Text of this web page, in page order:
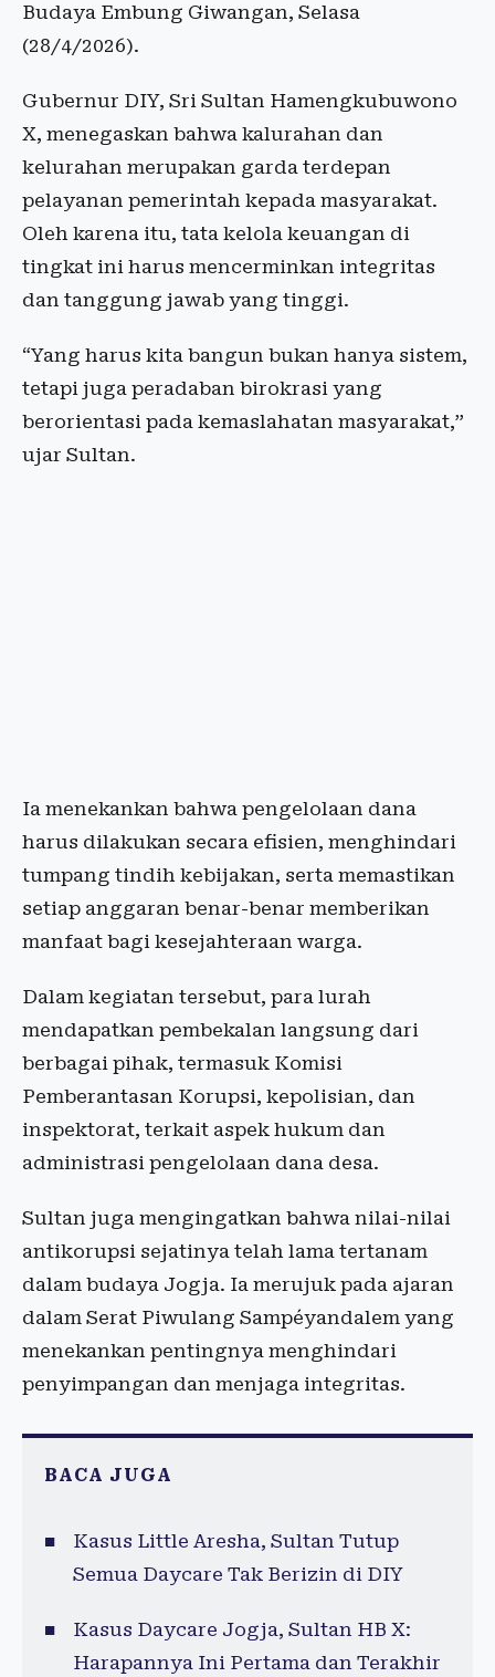
Budaya Embung Giwangan, Selasa
(28/4/2026).
Gubernur DIY, Sri Sultan Hamengkubuwono
X, menegaskan bahwa kalurahan dan
kelurahan merupakan garda terdepan
pelayanan pemerintah kepada masyarakat.
Oleh karena itu, tata kelola keuangan di
tingkat ini harus mencerminkan integritas
dan tanggung jawab yang tinggi.
“Yang harus kita bangun bukan hanya sistem,
tetapi juga peradaban birokrasi yang
berorientasi pada kemaslahatan masyarakat,”
ujar Sultan.
Ia menekankan bahwa pengelolaan dana
harus dilakukan secara efisien, menghindari
tumpang tindih kebijakan, serta memastikan
setiap anggaran benar-benar memberikan
manfaat bagi kesejahteraan warga.
Dalam kegiatan tersebut, para lurah
mendapatkan pembekalan langsung dari
berbagai pihak, termasuk Komisi
Pemberantasan Korupsi, kepolisian, dan
inspektorat, terkait aspek hukum dan
administrasi pengelolaan dana desa.
Sultan juga mengingatkan bahwa nilai-nilai
antikorupsi sejatinya telah lama tertanam
dalam budaya Jogja. Ia merujuk pada ajaran
dalam Serat Piwulang Sampéyandalem yang
menekankan pentingnya menghindari
penyimpangan dan menjaga integritas.
BACA JUGA
Kasus Little Aresha, Sultan Tutup
Semua Daycare Tak Berizin di DIY
Kasus Daycare Jogja, Sultan HB X:
Harapannya Ini Pertama dan Terakhir